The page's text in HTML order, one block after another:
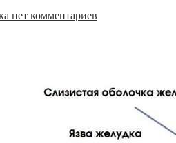
нет комментариев